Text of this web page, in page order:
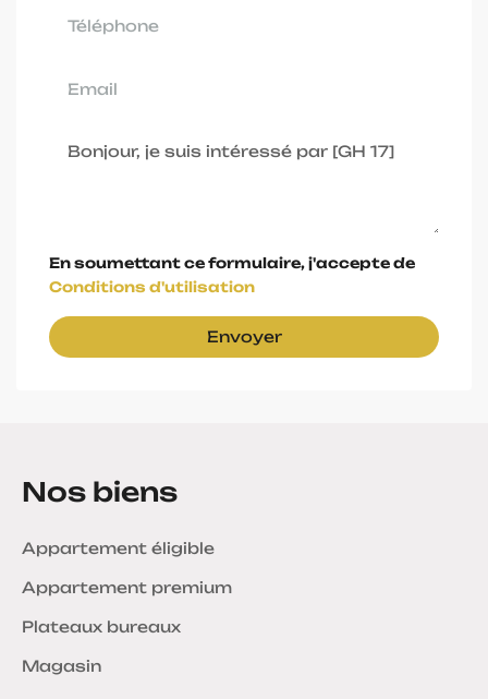
En soumettant ce formulaire, j'accepte de
Conditions d'utilisation
Envoyer
Nos biens
Appartement éligible
Appartement premium
Plateaux bureaux
Magasin